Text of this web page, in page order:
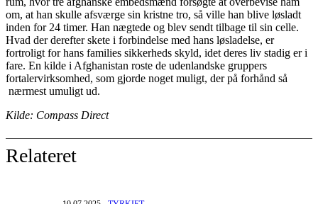
om, at han skulle afsværge sin kristne tro, så ville han blive løsladt
inden for 24 timer. Han nægtede og blev sendt tilbage til sin celle.
Hvad der derefter skete i forbindelse med hans løsladelse, er
fortroligt for hans families sikkerheds skyld, idet deres liv stadig er i
fare. En kilde i Afghanistan roste de udenlandske gruppers
fortalervirksomhed, som gjorde noget muligt, der på forhånd så
nærmest umuligt ud.
Kilde: Compass Direct
Relateret